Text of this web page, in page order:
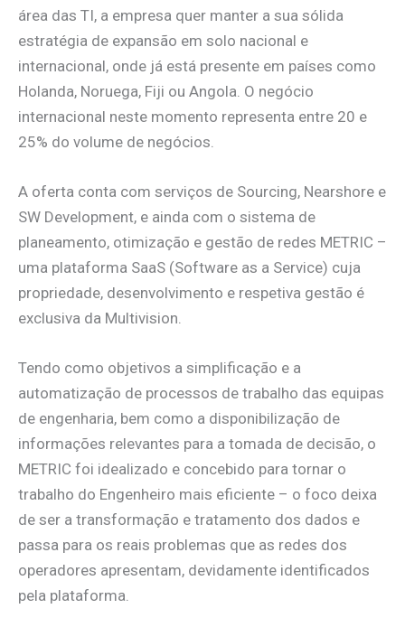
área das TI, a empresa quer manter a sua sólida
estratégia de expansão em solo nacional e
internacional, onde já está presente em países como
Holanda, Noruega, Fiji ou Angola. O negócio
internacional neste momento representa entre 20 e
25% do volume de negócios.
A oferta conta com serviços de Sourcing, Nearshore e
SW Development, e ainda com o sistema de
planeamento, otimização e gestão de redes METRIC –
uma plataforma SaaS (Software as a Service) cuja
propriedade, desenvolvimento e respetiva gestão é
exclusiva da Multivision.
Tendo como objetivos a simplificação e a
automatização de processos de trabalho das equipas
de engenharia, bem como a disponibilização de
informações relevantes para a tomada de decisão, o
METRIC foi idealizado e concebido para tornar o
trabalho do Engenheiro mais eficiente – o foco deixa
de ser a transformação e tratamento dos dados e
passa para os reais problemas que as redes dos
operadores apresentam, devidamente identificados
pela plataforma.